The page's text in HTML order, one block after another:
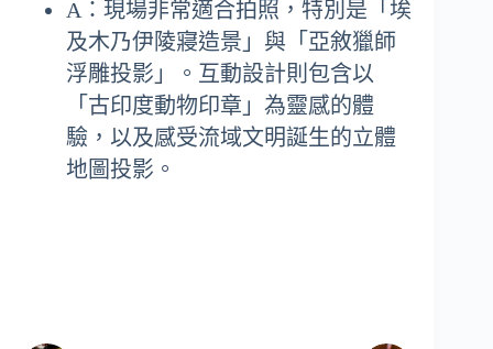
A：現場非常適合拍照，特別是「埃
及木乃伊陵寢造景」與「亞敘獵師
浮雕投影」。互動設計則包含以
「古印度動物印章」為靈感的體
驗，以及感受流域文明誕生的立體
地圖投影。